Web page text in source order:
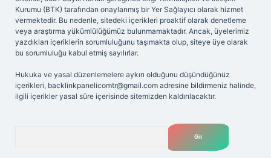
Kurumu (BTK) tarafından onaylanmış bir Yer Sağlayıcı olarak hizmet
vermektedir. Bu nedenle, sitedeki içerikleri proaktif olarak denetleme
veya araştırma yükümlülüğümüz bulunmamaktadır. Ancak, üyelerimiz
yazdıkları içeriklerin sorumluluğunu taşımakta olup, siteye üye olarak
bu sorumluluğu kabul etmiş sayılırlar.
Hukuka ve yasal düzenlemelere aykırı olduğunu düşündüğünüz
içerikleri, backlinkpanelicomtr@gmail.com adresine bildirmeniz halinde,
ilgili içerikler yasal süre içerisinde sitemizden kaldırılacaktır.